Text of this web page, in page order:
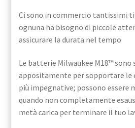
Ci sono in commercio tantissimi
ognuna ha bisogno di piccole
assicurare la durata nel tempo
Le batterie Milwaukee M18™ sono
appositamente per sopportare le
più impegnative; possono essere
quando non completamente
metà carica per terminare il tuo